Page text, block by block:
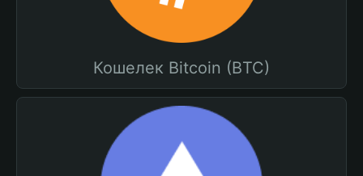
Кошелек Bitcoin (BTC)